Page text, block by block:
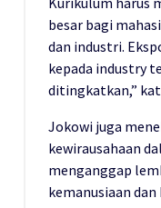
besar bagi
dan industri.
kepada industry
ditingkatkan,”
Jokowi juga
kewirausahaan
menganggap
kemanusiaan